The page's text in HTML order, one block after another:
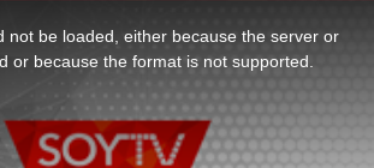
not be loaded, either because the server or
or because the format is not supported.